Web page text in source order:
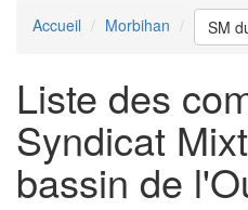
Accueil Morbihan SM
Liste des
Syndicat
bassin de